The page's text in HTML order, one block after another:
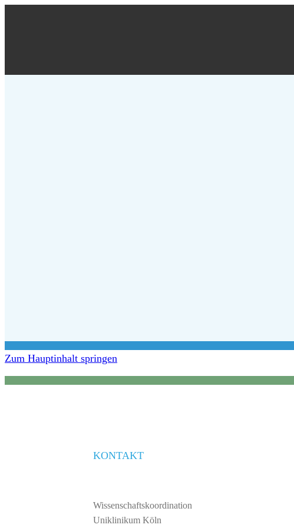
Zum Hauptinhalt springen
KONTAKT
Wissenschaftskoordination
Uniklinikum Köln